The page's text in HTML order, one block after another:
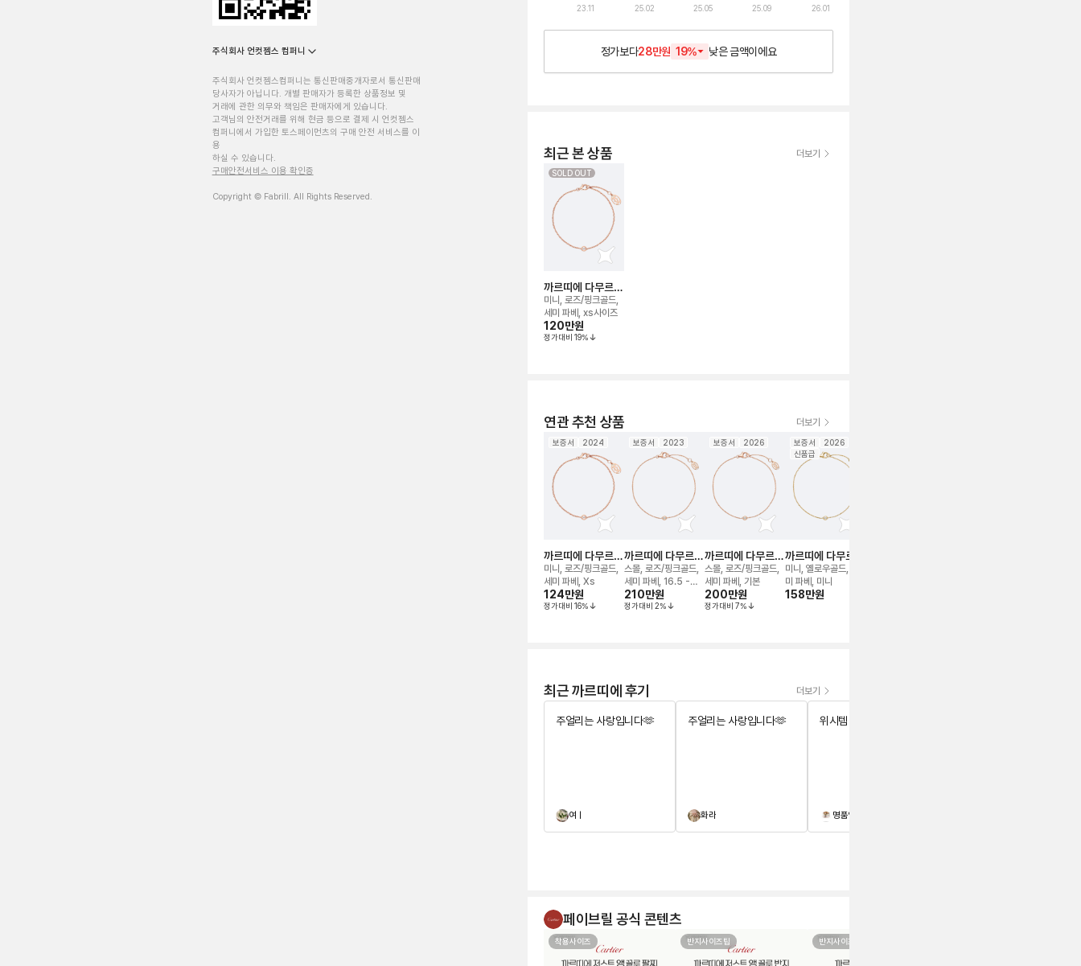
주식회사 언컷젬스 컴퍼니
주식회사 언컷젬스컴퍼니는 통신판매중개자로서 통신판매
당사자가 아닙니다. 개별 판매자가 등록한 상품정보 및
거래에 관한 의무와 책임은 판매자에게 있습니다.
고객님의 안전거래를 위해 현금 등으로 결제 시 언컷젬스
컴퍼니에서 가입한 토스페이먼츠의 구매 안전 서비스를 이
용
하실 수 있습니다.
구매안전서비스 이용 확인증
Copyright © Fabrill. All Rights Reserved.
23.11 25.02 25.05 25.09 26.01
정가보다28만원 19% 낮은금액이에요
최근 본 상품 더보기
SOLD OUT
까르띠에 다무르
브레이슬릿
미니, 로즈/핑크골드,
세미 파베, xs사이즈
120만원
정가대비 19%
연관 추천 상품 더보기
보증서 2024
까르띠에 다무르
브레이슬릿
미니, 로즈/핑크골드,
세미 파베, Xs
124만원
정가대비 16%
보증서 2023
까르띠에 다무르
브레이슬릿
스몰, 로즈/핑크골드,
세미 파베, 16.5 -
18.5cm
210만원
정가대비 2%
보증서 2026
까르띠에 다무르
브레이슬릿
스몰, 로즈/핑크골드,
세미 파베, 기본
200만원
정가대비 7%
보증서
2026
신품급
까르띠에 다무르
브레이슬릿
미니, 옐로우골드, 세
미 파베, 미니
158만원
최근 까르띠에 후기 더보기
주얼리는 사랑입니다🫶
여ㅣ
주얼리는 사랑입니다🫶
화라
위시템 장착했어요^^🥰
명품인사람이되자
페이브릴 공식 콘텐츠
착용사이즈 반지사이즈팁 반지사이즈팁